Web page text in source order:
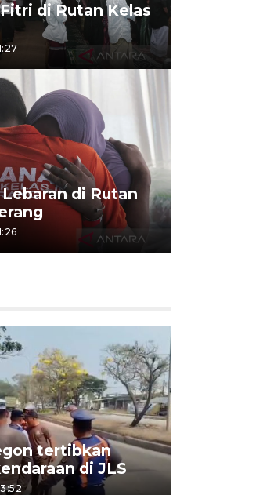
di Rutan Kelas
di Rutan
tertibkan
di JLS